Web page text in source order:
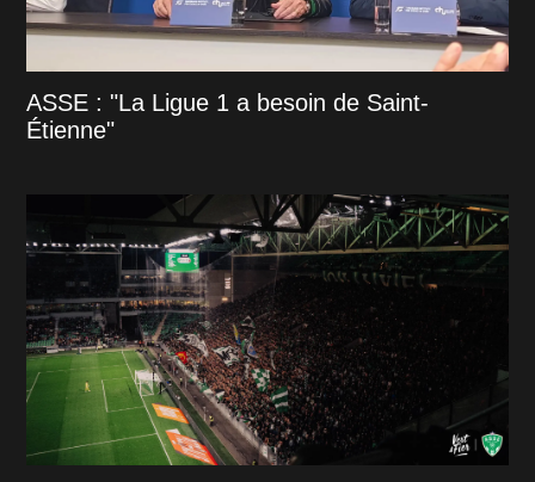
ASSE : "La Ligue 1 a besoin de Saint-
Étienne"